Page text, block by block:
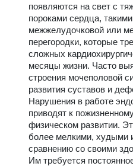
появляются на свет с
пороками сердца,
межжелудочковой или
перегородки, которые
сложных
месяцы жизни. Часто
строения мочеполовой
развития суставов и
Нарушения в работе
приводят к
физическом развитии.
более мелкими, худыми
сравнению со своими
Им требуется